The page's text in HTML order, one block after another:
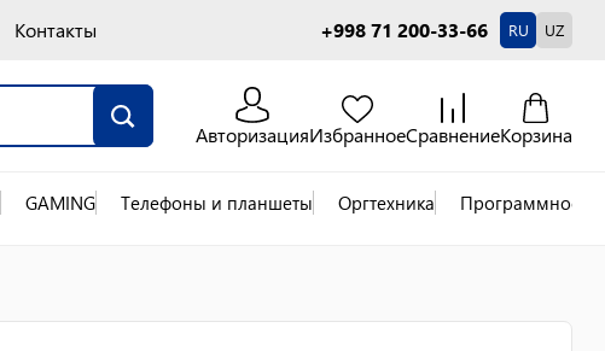
Контакты +998 71 200-33-66 RU UZ
АвторизацияИзбранноеСравнениеКорзина
GAMING Телефоны и планшеты Оргтехника Программное